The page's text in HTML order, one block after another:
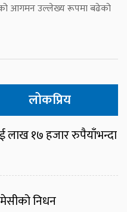
आगमन उल्लेख्य रूपमा बढेको
लोकप्रिय
लाख १७ हजार रुपैयाँभन्दा
निधन